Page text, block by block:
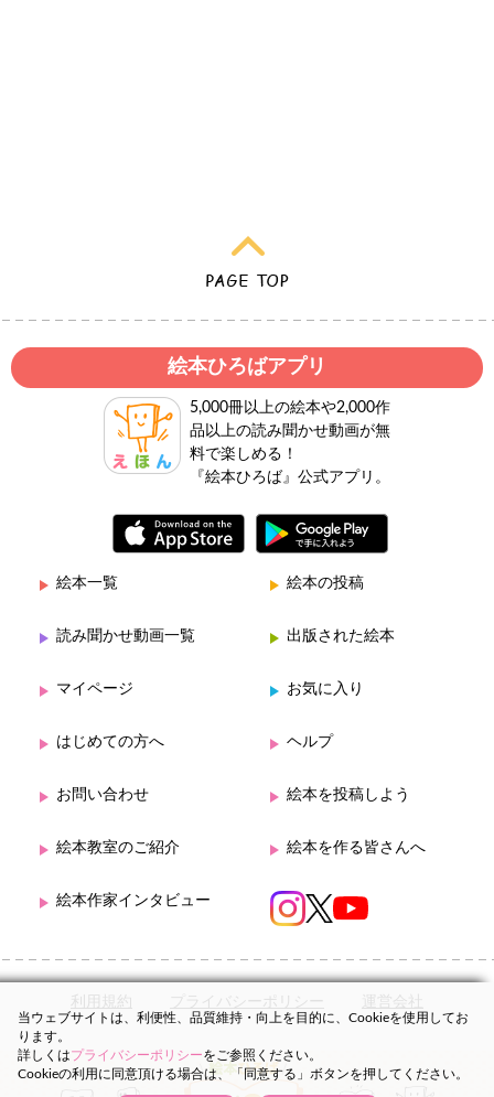
絵本ひろばアプリ
5,000冊以上の絵本や2,000作
品以上の読み聞かせ動画が無
料で楽しめる！
『絵本ひろば』公式アプリ。
絵本一覧 絵本の投稿
読み聞かせ動画一覧 出版された絵本
マイページ お気に入り
はじめての方へ ヘルプ
お問い合わせ 絵本を投稿しよう
絵本教室のご紹介 絵本を作る皆さんへ
絵本作家インタビュー
利用規約 プライバシーポリシー 運営会社
当ウェブサイトは、利便性、品質維持・向上を目的に、Cookieを使用してお
ります。
詳しくはプライバシーポリシーをご参照ください。
Cookieの利用に同意頂ける場合は、「同意する」ボタンを押してください。